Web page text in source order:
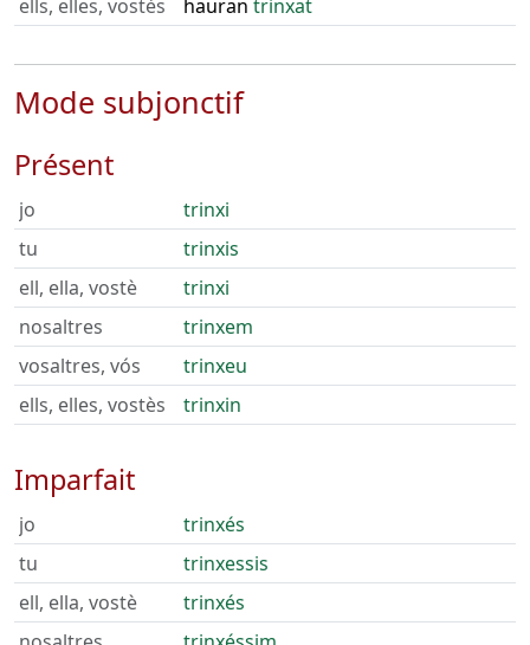
ells, elles, vostès hauran trinxat
Mode subjonctif
Présent
jo
trinxi
tu
trinxis
ell, ella, vostè
trinxi
nosaltres
trinxem
vosaltres, vós
trinxeu
ells, elles, vostès
trinxin
Imparfait
jo
trinxés
tu
trinxessis
ell, ella, vostè
trinxés